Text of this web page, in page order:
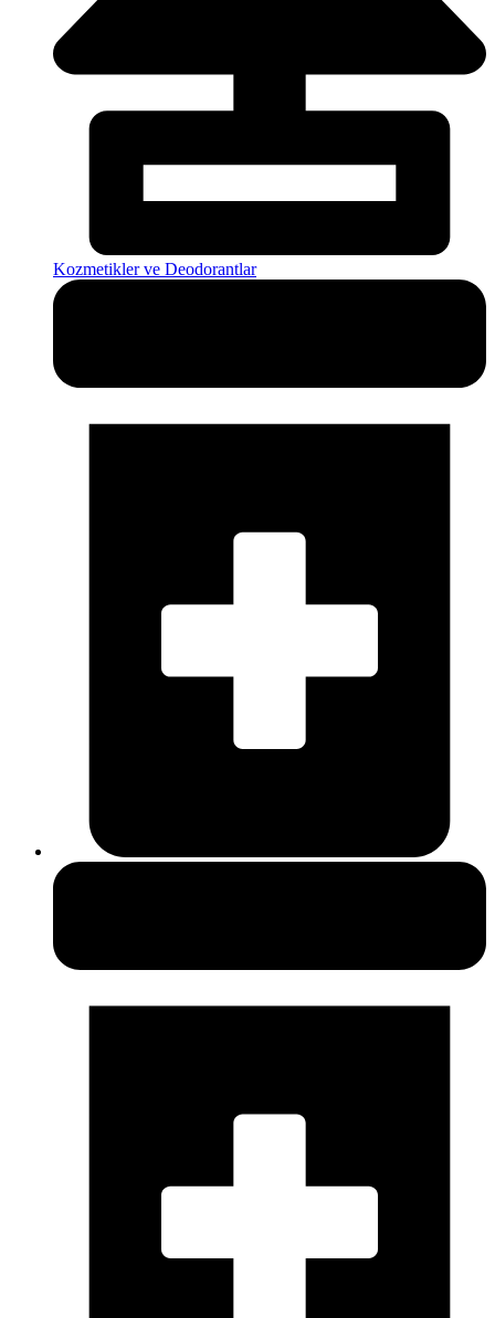
Kozmetikler ve Deodorantlar